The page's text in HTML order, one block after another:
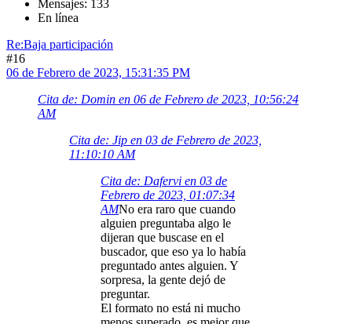
Mensajes: 133
En línea
Re:Baja participación
#16
06 de Febrero de 2023, 15:31:35 PM
Cita de: Domin en 06 de Febrero de 2023, 10:56:24
AM
Cita de: Jip en 03 de Febrero de 2023,
11:10:10 AM
Cita de: Dafervi en 03 de
Febrero de 2023, 01:07:34
AMNo era raro que cuando
alguien preguntaba algo le
dijeran que buscase en el
buscador, que eso ya lo había
preguntado antes alguien. Y
sorpresa, la gente dejó de
preguntar.
El formato no está ni mucho